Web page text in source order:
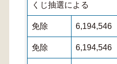
くじ抽選による
免除 6,194,546
免除 6,194,546